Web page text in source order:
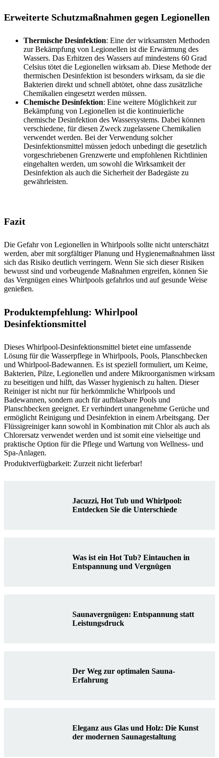
Erweiterte Schutzmaßnahmen gegen Legionellen
Thermische Desinfektion: Eine der wirksamsten Methoden
zur Bekämpfung von Legionellen ist die Erwärmung des
Wassers. Das Erhitzen des Wassers auf mindestens 60 Grad
Celsius tötet die Legionellen wirksam ab. Diese Methode der
thermischen Desinfektion ist besonders wirksam, da sie die
Bakterien direkt und schnell abtötet, ohne dass zusätzliche
Chemikalien eingesetzt werden müssen.
Chemische Desinfektion: Eine weitere Möglichkeit zur
Bekämpfung von Legionellen ist die kontinuierliche
chemische Desinfektion des Wassersystems. Dabei können
verschiedene, für diesen Zweck zugelassene Chemikalien
verwendet werden. Bei der Verwendung solcher
Desinfektionsmittel müssen jedoch unbedingt die gesetzlich
vorgeschriebenen Grenzwerte und empfohlenen Richtlinien
eingehalten werden, um sowohl die Wirksamkeit der
Desinfektion als auch die Sicherheit der Badegäste zu
gewährleisten.
Fazit
Die Gefahr von Legionellen in Whirlpools sollte nicht unterschätzt
werden, aber mit sorgfältiger Planung und Hygienemaßnahmen lässt
sich das Risiko deutlich verringern. Wenn Sie sich dieser Risiken
bewusst sind und vorbeugende Maßnahmen ergreifen, können Sie
das Vergnügen eines Whirlpools gefahrlos und auf gesunde Weise
genießen.
Produktempfehlung: Whirlpool
Desinfektionsmittel
Dieses Whirlpool-Desinfektionsmittel bietet eine umfassende
Lösung für die Wasserpflege in Whirlpools, Pools, Planschbecken
und Whirlpool-Badewannen. Es ist speziell formuliert, um Keime,
Bakterien, Pilze, Legionellen und andere Mikroorganismen wirksam
zu beseitigen und hilft, das Wasser hygienisch zu halten. Dieser
Reiniger ist nicht nur für herkömmliche Whirlpools und
Badewannen, sondern auch für aufblasbare Pools und
Planschbecken geeignet. Er verhindert unangenehme Gerüche und
ermöglicht Reinigung und Desinfektion in einem Arbeitsgang. Der
Flüssigreiniger kann sowohl in Kombination mit Chlor als auch als
Chlorersatz verwendet werden und ist somit eine vielseitige und
praktische Option für die Pflege und Wartung von Wellness- und
Spa-Anlagen.
Produktverfügbarkeit: Zurzeit nicht lieferbar!
Jacuzzi, Hot Tub und Whirlpool:
Entdecken Sie die Unterschiede
Was ist ein Hot Tub? Eintauchen in
Entspannung und Vergnügen
Saunavergnügen: Entspannung statt
Leistungsdruck
Der Weg zur optimalen Sauna-
Erfahrung
Eleganz aus Glas und Holz: Die Kunst
der modernen Saunagestaltung